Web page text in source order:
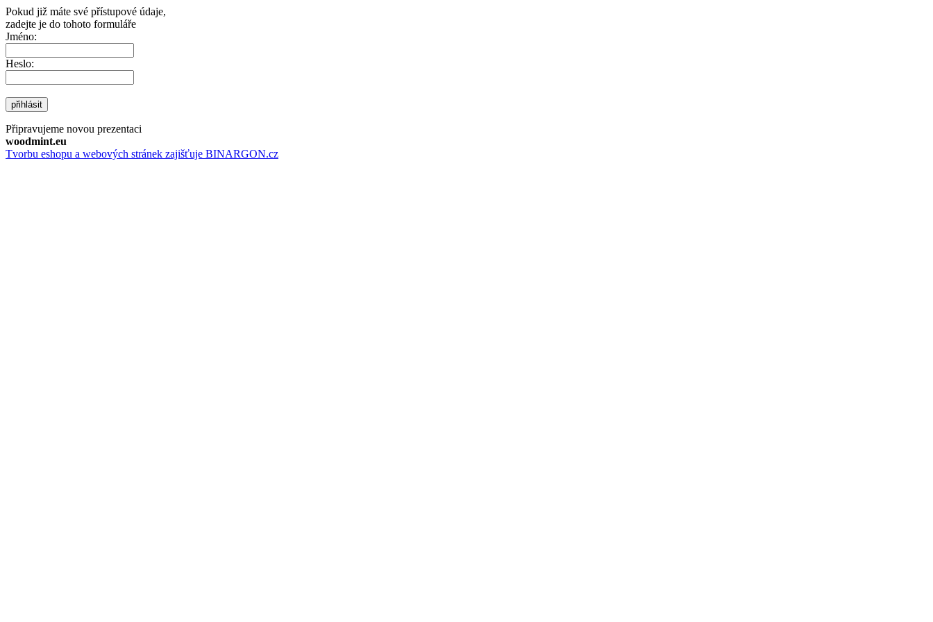
Pokud již máte své přístupové údaje,
zadejte je do tohoto formuláře
Jméno:
Heslo:
přihlásit
Připravujeme novou prezentaci
woodmint.eu
Tvorbu eshopu a webových stránek zajišťuje BINARGON.cz